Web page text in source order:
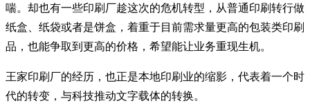
喘。却也有一些印刷厂趁这次的危机转型，从普通印刷转行做
纸盒、纸袋或者是饼盒，着重于目前需求量更高的包装类印刷
品，也能争取到更高的价格，希望能让业务重现生机。
王家印刷厂的经历，也正是本地印刷业的缩影，代表着一个时
代的转变，与科技推动文字载体的转换。